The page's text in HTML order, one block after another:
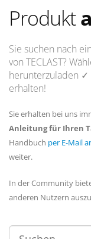
Produkt
Sie suchen nach
von TECLAST?
herunterzuladen ✓
erhalten!
Sie erhalten bei uns
Anleitung für Ihren
Handbuch per E-Mail
weiter.
In der Community
anderen Nutzern